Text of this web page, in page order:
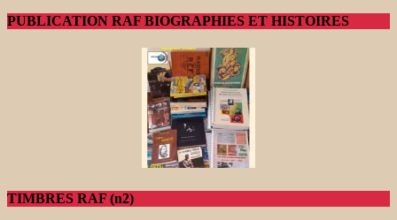
PUBLICATION RAF BIOGRAPHIES ET HISTOIRES
TIMBRES RAF (n2)